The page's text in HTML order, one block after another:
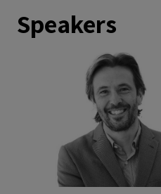
Speakers